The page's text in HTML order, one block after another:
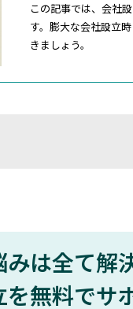
この記事では、会社
す。膨大な会社設立
きましょう。
は全て解
無料でサ